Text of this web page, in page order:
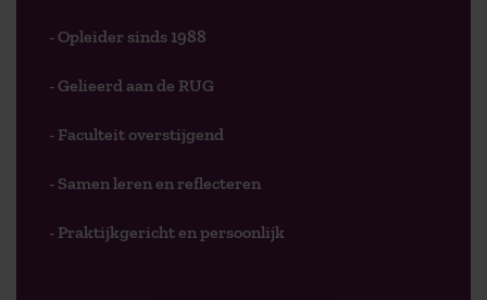
- Opleider sinds 1988
- Gelieerd aan de RUG
- Faculteit overstijgend
- Samen leren en reflecteren
- Praktijkgericht en persoonlijk